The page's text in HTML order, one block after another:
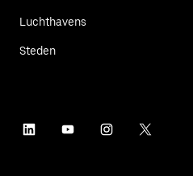
Luchthavens
Steden